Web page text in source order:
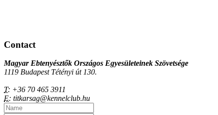
Contact
Magyar Ebtenyésztők Országos Egyesületeinek Szövetsége
1119 Budapest Tétényi út 130.
T: +36 70 465 3911
E: titkarsag@kennelclub.hu